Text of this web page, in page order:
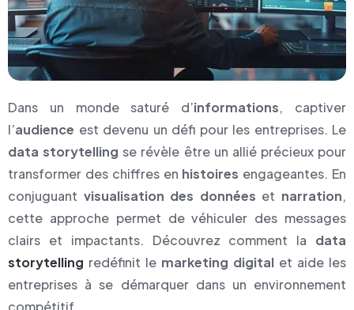
Dans un monde saturé d’informations, captiver
l’audience est devenu un défi pour les entreprises. Le
data storytelling se révèle être un allié précieux pour
transformer des chiffres en histoires engageantes. En
conjuguant visualisation des données et narration,
cette approche permet de véhiculer des messages
clairs et impactants. Découvrez comment la data
storytelling redéfinit le marketing digital et aide les
entreprises à se démarquer dans un environnement
compétitif.